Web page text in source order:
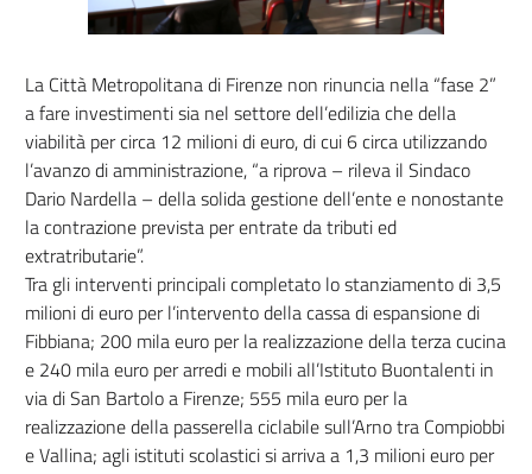
La Città Metropolitana di Firenze non rinuncia nella “fase 2”
a fare investimenti sia nel settore dell’edilizia che della
viabilità per circa 12 milioni di euro, di cui 6 circa utilizzando
l’avanzo di amministrazione, “a riprova – rileva il Sindaco
Dario Nardella – della solida gestione dell’ente e nonostante
la contrazione prevista per entrate da tributi ed
extratributarie”.
Tra gli interventi principali completato lo stanziamento di 3,5
milioni di euro per l’intervento della cassa di espansione di
Fibbiana; 200 mila euro per la realizzazione della terza cucina
e 240 mila euro per arredi e mobili all’Istituto Buontalenti in
via di San Bartolo a Firenze; 555 mila euro per la
realizzazione della passerella ciclabile sull’Arno tra Compiobbi
e Vallina; agli istituti scolastici si arriva a 1,3 milioni euro per